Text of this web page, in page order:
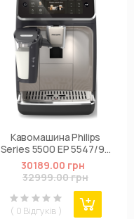
Кавомашина Philips
Series 5500 EP 5547/90
(EP5547/90)
30189.00 грн
32999.00 грн
( 0 Відгуків )